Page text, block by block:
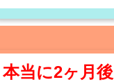
本当に2ヶ月